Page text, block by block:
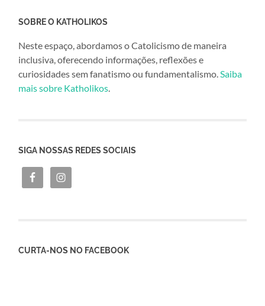
SOBRE O KATHOLIKOS
Neste espaço, abordamos o Catolicismo de maneira
inclusiva, oferecendo informações, reflexões e
curiosidades sem fanatismo ou fundamentalismo.Saiba
mais sobre Katholikos.
SIGA NOSSAS REDES SOCIAIS
CURTA-NOS NO FACEBOOK